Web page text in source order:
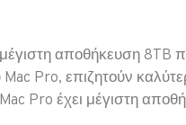
αποθήκευση 8TB
Pro, επιζητούν
Pro έχει μέγιστη